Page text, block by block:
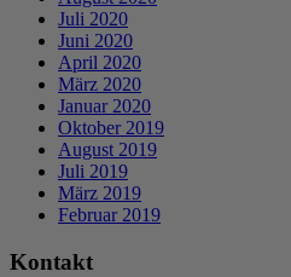
Juli 2020
Juni 2020
April 2020
März 2020
Januar 2020
Oktober 2019
August 2019
Juli 2019
März 2019
Februar 2019
Kontakt